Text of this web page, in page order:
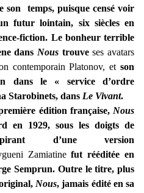
son temps, puisque censé voir
futur lointain, six siècles en
fiction. Le bonheur terrible
dans Noustrouveses avatars
contemporain Platonov, et son
dans le « service d’ordre
Starobinets, dans Le Vivant.
édition française, Nous
en 1929, sous les doigts de
d’une version
Zamiatinefut rééditée en
Semprun. Outre le titre, plus
Nous, jamais édité en sa